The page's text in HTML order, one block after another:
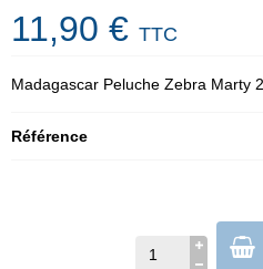
11,90 € TTC
Madagascar Peluche Zebra Marty
Référence